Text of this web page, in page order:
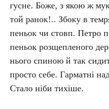
гусне. Боже, з якою ж
той ранок!.. Збоку в
пеньок чи стовп. Петро
пеньок розщепленого
нього спиною й так
просто себе. Гарматні
Стало ніби тихіше.